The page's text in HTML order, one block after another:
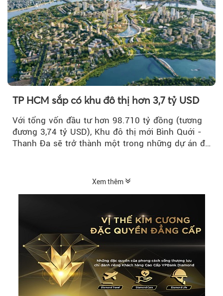
TP HCM sắp có khu đô thị hơn 3,7 tỷ USD
Với tổng vốn đầu tư hơn 98.710 tỷ đồng (tương
đương 3,74 tỷ USD), Khu đô thị mới Bình Quới -
Thanh Đa sẽ trở thành một trong những dự án đô
Xem thêm